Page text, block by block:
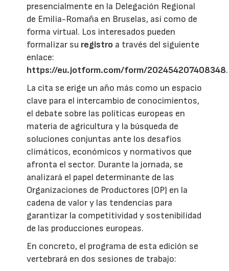
presencialmente en la Delegación Regional
de Emilia-Romaña en Bruselas, así como de
forma virtual. Los interesados pueden
formalizar su registro a través del siguiente
enlace:
https://eu.jotform.com/form/202454207408348.
La cita se erige un año más como un espacio
clave para el intercambio de conocimientos,
el debate sobre las políticas europeas en
materia de agricultura y la búsqueda de
soluciones conjuntas ante los desafíos
climáticos, económicos y normativos que
afronta el sector. Durante la jornada, se
analizará el papel determinante de las
Organizaciones de Productores (OP) en la
cadena de valor y las tendencias para
garantizar la competitividad y sostenibilidad
de las producciones europeas.
En concreto, el programa de esta edición se
vertebrará en dos sesiones de trabajo: